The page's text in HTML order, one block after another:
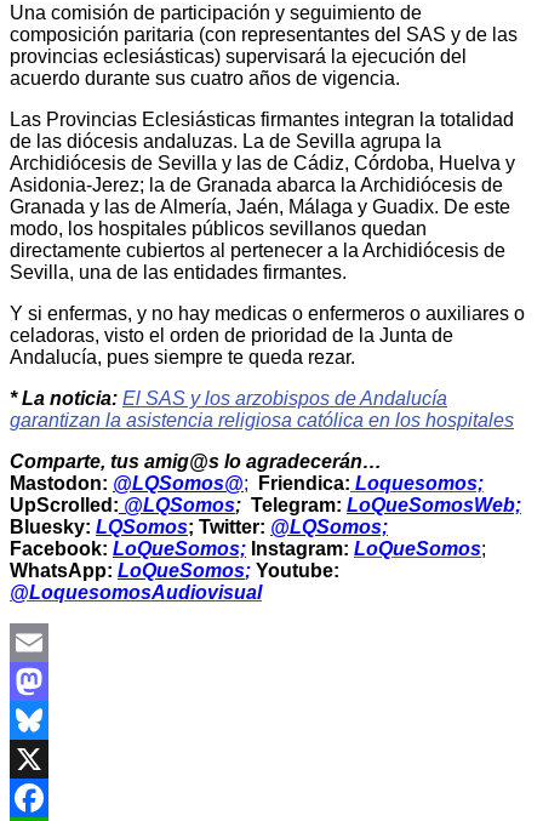
Una comisión de participación y seguimiento de
composición paritaria (con representantes del SAS y de las
provincias eclesiásticas) supervisará la ejecución del
acuerdo durante sus cuatro años de vigencia.
Las Provincias Eclesiásticas firmantes integran la totalidad
de las diócesis andaluzas. La de Sevilla agrupa la
Archidiócesis de Sevilla y las de Cádiz, Córdoba, Huelva y
Asidonia-Jerez; la de Granada abarca la Archidiócesis de
Granada y las de Almería, Jaén, Málaga y Guadix. De este
modo, los hospitales públicos sevillanos quedan
directamente cubiertos al pertenecer a la Archidiócesis de
Sevilla, una de las entidades firmantes.
Y si enfermas, y no hay medicas o enfermeros o auxiliares o
celadoras, visto el orden de prioridad de la Junta de
Andalucía, pues siempre te queda rezar.
* La noticia: El SAS y los arzobispos de Andalucía
garantizan la asistencia religiosa católica en los hospitales
Comparte, tus amig@s lo agradecerán…
Mastodon: @LQSomos@; Friendica: Loquesomos;
UpScrolled: @LQSomos; Telegram: LoQueSomosWeb;
Bluesky: LQSomos; Twitter: @LQSomos;
Facebook: LoQueSomos; Instagram: LoQueSomos;
WhatsApp: LoQueSomos; Youtube:
@LoquesomosAudiovisual
Email
Mastodon
Bluesky
X